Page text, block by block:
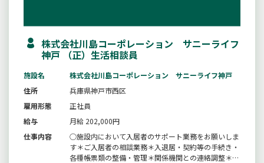
株式会社川島コーポレーション サニーライフ
神戸 （正）生活相談員
施設名
株式会社川島コーポレーション サニーライフ神戸
住所
兵庫県神戸市西区
雇用形態
正社員
給与
月給 202,000円
仕事内容
○施設内において入居者のサポート業務をお願いしま
す＊ご入居者の相談業務＊入退居・契約等の手続き・
各種帳票類の整備・管理＊関係機関との連絡調整＊病